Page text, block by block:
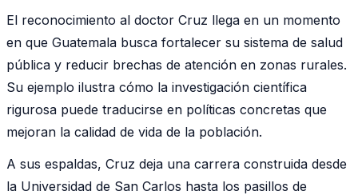
El reconocimiento al doctor Cruz llega en un momento
en que Guatemala busca fortalecer su sistema de salud
pública y reducir brechas de atención en zonas rurales.
Su ejemplo ilustra cómo la investigación científica
rigurosa puede traducirse en políticas concretas que
mejoran la calidad de vida de la población.
A sus espaldas, Cruz deja una carrera construida desde
la Universidad de San Carlos hasta los pasillos de